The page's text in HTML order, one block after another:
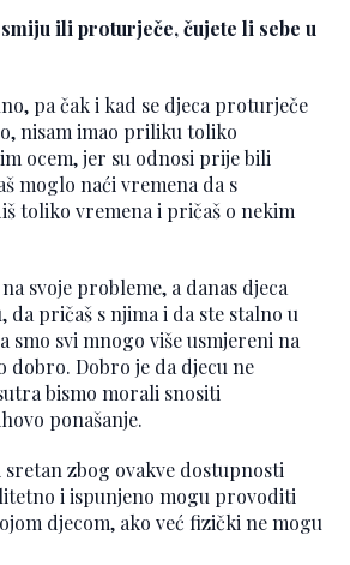
ili proturječe, čujete li sebe u
pa čak i kad se djeca proturječe
nisam imao priliku toliko
ocem, jer su odnosi prije bili
moglo naći vremena da s
toliko vremena i pričaš o nekim
svoje probleme, a danas djeca
da pričaš s njima i da ste stalno u
smo svi mnogo više usmjereni na
dobro. Dobro je da djecu ne
bismo morali snositi
ponašanje.
sretan zbog ovakve dostupnosti
i ispunjeno mogu provoditi
djecom, ako već fizički ne mogu